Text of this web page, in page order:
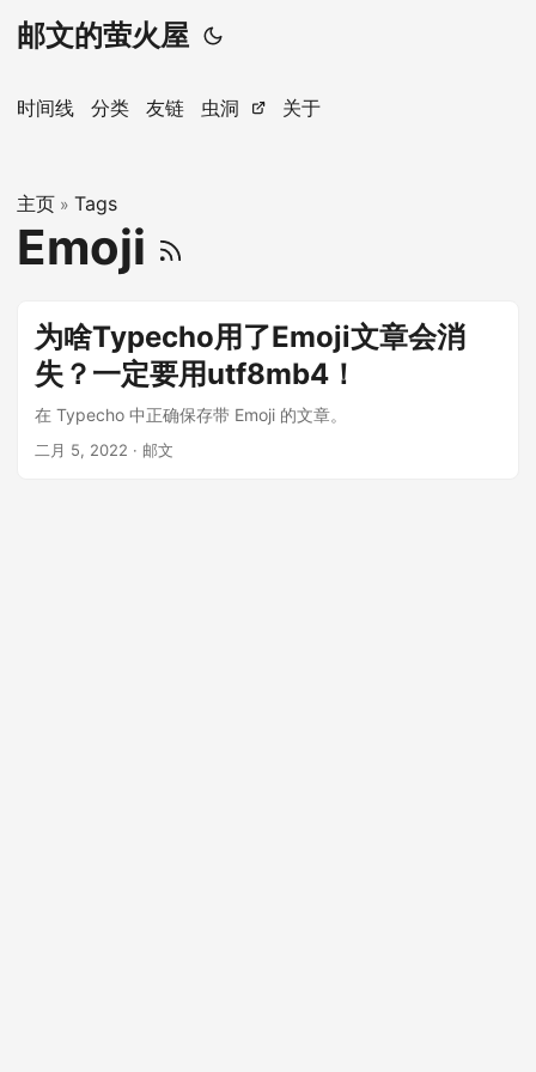
邮文的萤火屋
时间线 分类 友链 虫洞 关于
主页 » Tags
Emoji
为啥Typecho用了Emoji文章会消
失？一定要用utf8mb4！
在 Typecho 中正确保存带 Emoji 的文章。
二月 5, 2022 · 邮文